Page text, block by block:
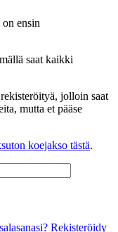
ensin
saat kaikki
jolloin saat
mutta et pääse
koejakso tästä.
Rekisteröidy